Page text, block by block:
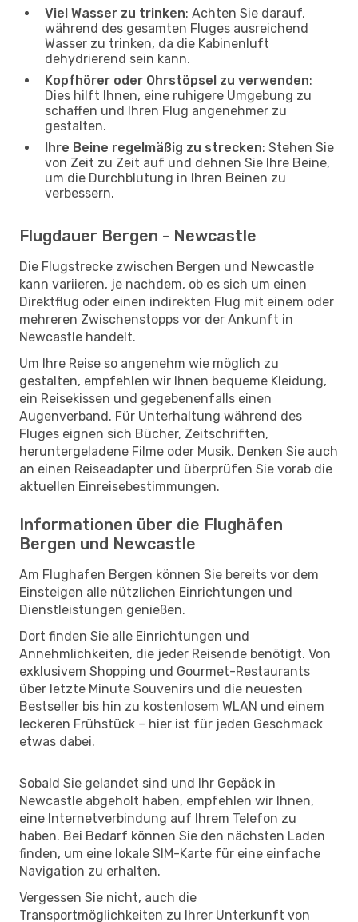
Viel Wasser zu trinken: Achten Sie darauf,
während des gesamten Fluges ausreichend
Wasser zu trinken, da die Kabinenluft
dehydrierend sein kann.
Kopfhörer oder Ohrstöpsel zu verwenden:
Dies hilft Ihnen, eine ruhigere Umgebung zu
schaffen und Ihren Flug angenehmer zu
gestalten.
Ihre Beine regelmäßig zu strecken: Stehen Sie
von Zeit zu Zeit auf und dehnen Sie Ihre Beine,
um die Durchblutung in Ihren Beinen zu
verbessern.
Flugdauer Bergen - Newcastle
Die Flugstrecke zwischen Bergen und Newcastle
kann variieren, je nachdem, ob es sich um einen
Direktflug oder einen indirekten Flug mit einem oder
mehreren Zwischenstopps vor der Ankunft in
Newcastle handelt.
Um Ihre Reise so angenehm wie möglich zu
gestalten, empfehlen wir Ihnen bequeme Kleidung,
ein Reisekissen und gegebenenfalls einen
Augenverband. Für Unterhaltung während des
Fluges eignen sich Bücher, Zeitschriften,
heruntergeladene Filme oder Musik. Denken Sie auch
an einen Reiseadapter und überprüfen Sie vorab die
aktuellen Einreisebestimmungen.
Informationen über die Flughäfen
Bergen und Newcastle
Am Flughafen Bergen können Sie bereits vor dem
Einsteigen alle nützlichen Einrichtungen und
Dienstleistungen genießen.
Dort finden Sie alle Einrichtungen und
Annehmlichkeiten, die jeder Reisende benötigt. Von
exklusivem Shopping und Gourmet-Restaurants
über letzte Minute Souvenirs und die neuesten
Bestseller bis hin zu kostenlosem WLAN und einem
leckeren Frühstück – hier ist für jeden Geschmack
etwas dabei.
Sobald Sie gelandet sind und Ihr Gepäck in
Newcastle abgeholt haben, empfehlen wir Ihnen,
eine Internetverbindung auf Ihrem Telefon zu
haben. Bei Bedarf können Sie den nächsten Laden
finden, um eine lokale SIM-Karte für eine einfache
Navigation zu erhalten.
Vergessen Sie nicht, auch die
Transportmöglichkeiten zu Ihrer Unterkunft von